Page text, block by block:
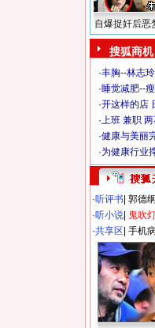
自爆捉奸后恶
搜狐商机
·丰胸--林志
·睡觉减肥--
·开这样的店
·上班 兼职 两
·健康与美丽
·为健康行业
·听评书 郭德
·听小说 鬼吹
·共享区 手机